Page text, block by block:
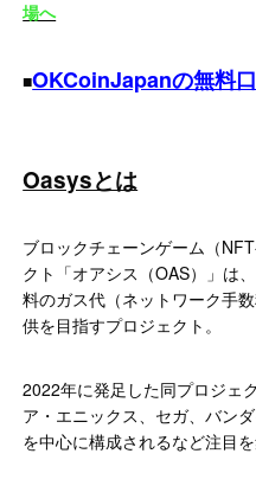
場へ
■OKCoinJapanの無料
Oasysとは
ブロックチェーンゲーム（
クト「オアシス（OAS）」は
料のガス代（ネットワーク手
供を目指すプロジェクト。
2022年に発足した同プロジェ
ア・エニックス、セガ、バン
を中心に構成されるなど注目を